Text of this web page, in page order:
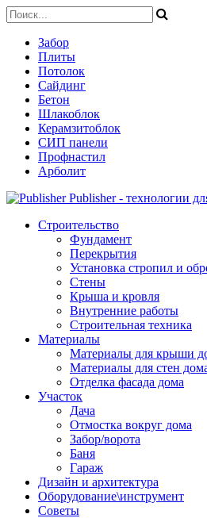
Забор
Плиты
Потолок
Сайдинг
Бетон
Шлакоблок
Керамзитоблок
СИП панели
Профнастил
Арболит
Publisher - технологии
Строительство
Фундамент
Перекрытия
Установка стропил и
Стены
Крыша и кровля
Внутренние работы
Строительная техника
Материалы
Материалы для крыши
Материалы для стен
Отделка фасада дома
Участок
Дача
Отмостка вокруг дома
Забор/ворота
Баня
Гараж
Дизайн и архитектура
Оборудование\инструмент
Советы